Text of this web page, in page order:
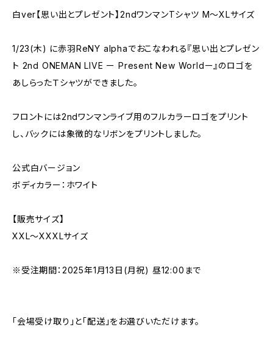
白ver【思い出とプレゼント】2ndワンマンTシャツ M〜XLサイズ
1/23(木) に赤羽ReNY alphaでおこなわれる『思い出とプレゼン
ト 2nd ONEMAN LIVE ー Present New Worldー』のロゴを
あしらったＴシャツができました。
フロントには2ndワンマンライブ用のフルカラーロゴをプリント
し、バックには象徴的なリボンをプリントしました。
公式白バージョン
ボディカラー：ホワイト
【販売サイズ】
XXL〜XXXLサイズ
※受注期間：2025年1月13日(月祝) 昼12:00まで
「会場受け取り」と「配送」をお選びいただけます。